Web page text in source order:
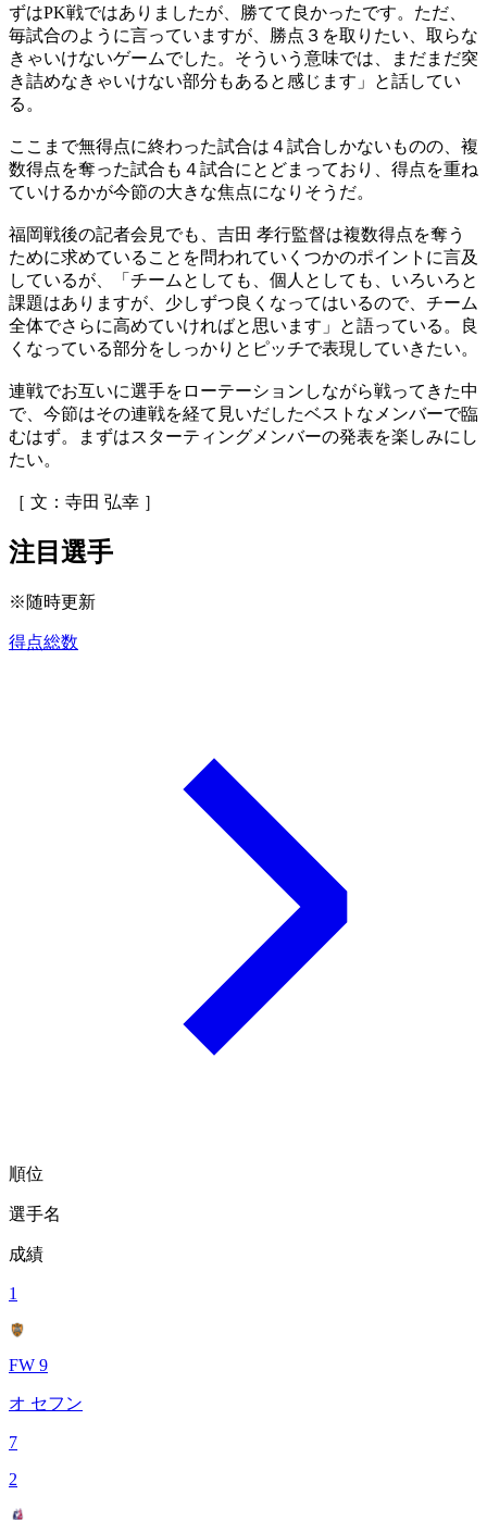
ずはPK戦ではありましたが、勝てて良かったです。ただ、
毎試合のように言っていますが、勝点３を取りたい、取らな
きゃいけないゲームでした。そういう意味では、まだまだ突
き詰めなきゃいけない部分もあると感じます」と話してい
る。
ここまで無得点に終わった試合は４試合しかないものの、複
数得点を奪った試合も４試合にとどまっており、得点を重ね
ていけるかが今節の大きな焦点になりそうだ。
福岡戦後の記者会見でも、吉田 孝行監督は複数得点を奪う
ために求めていることを問われていくつかのポイントに言及
しているが、「チームとしても、個人としても、いろいろと
課題はありますが、少しずつ良くなってはいるので、チーム
全体でさらに高めていければと思います」と語っている。良
くなっている部分をしっかりとピッチで表現していきたい。
連戦でお互いに選手をローテーションしながら戦ってきた中
で、今節はその連戦を経て見いだしたベストなメンバーで臨
むはず。まずはスターティングメンバーの発表を楽しみにし
たい。
［ 文：寺田 弘幸 ］
注目選手
※随時更新
得点総数
順位
選手名
成績
1
FW 9
オ セフン
7
2